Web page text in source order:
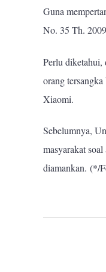
Guna
No. 35 Th.
Perlu diketahui,
orang
Xiaomi.
Sebelumnya,
masyarakat
diamankan. (*/